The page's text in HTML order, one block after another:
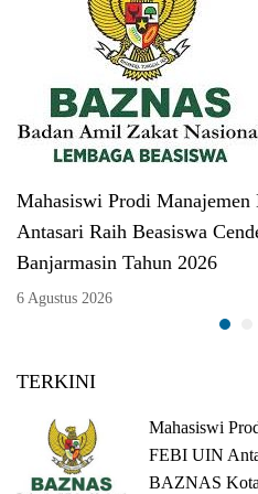
Mahasiswi Prodi
Antasari Raih Beasiswa
Banjarmasin Tahun 2026
6 Agustus 2026
TERKINI
Mahasiswi
FEBI UIN
BAZNAS Kota